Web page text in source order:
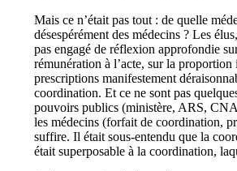
Mais ce n’était pas tout : de quelle
désespérément des médecins ? Les
pas engagé de réflexion approfondie
rémunération à l’acte, sur la
prescriptions manifestement
coordination. Et ce ne sont pas
pouvoirs publics (ministère, ARS,
les médecins (forfait de coordination,
suffire. Il était sous-entendu que la
était superposable à la coordination,